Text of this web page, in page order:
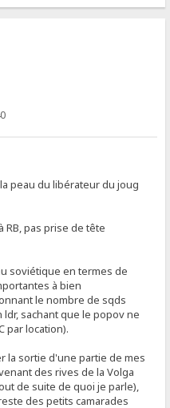
peau du libérateur du joug
RB, pas prise de tête
soviétique en termes de
à bien
le nombre de sqds
sachant que le popov ne
par location).
la sortie d'une partie de mes
des rives de la Volga
de suite de quoi je parle),
des petits camarades